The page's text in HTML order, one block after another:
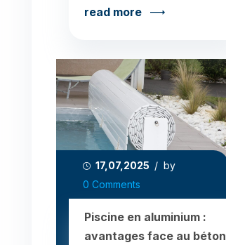
read more
17,07,2025 / by
0 Comments
Piscine en aluminium :
avantages face au béton